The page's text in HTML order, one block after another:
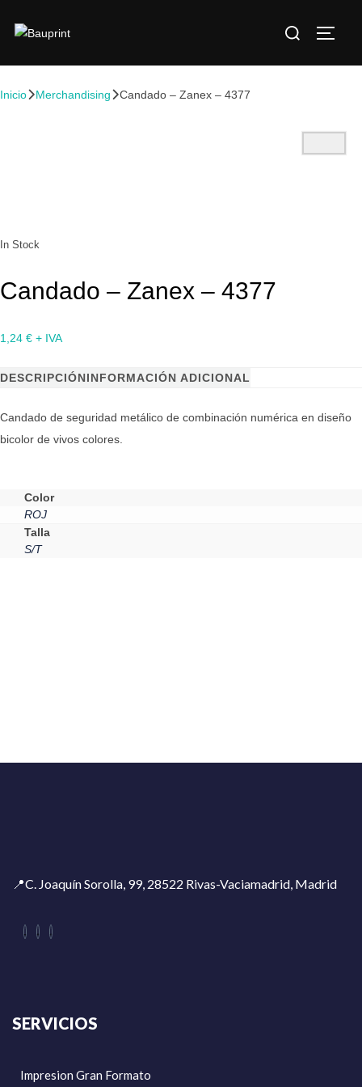
Inicio Merchandising Candado – Zanex – 4377
In Stock
Candado – Zanex – 4377
1,24 € + IVA
DESCRIPCIÓNINFORMACIÓN ADICIONAL
Candado de seguridad metálico de combinación numérica en diseño
bicolor de vivos colores.
Color
ROJ
Talla
S/T
📍C. Joaquín Sorolla, 99, 28522 Rivas-Vaciamadrid, Madrid
SERVICIOS
Impresion Gran Formato